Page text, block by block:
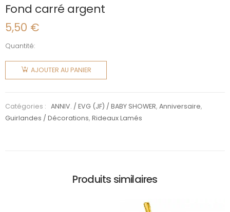
Fond carré argent
5,50 €
Quantité:
quantité
de Fond
carré
AJOUTER AU PANIER
Catégories : ANNIV. / EVG (JF) / BABY SHOWER,Anniversaire,
Guirlandes / Décorations, Rideaux Lamés
Produits similaires